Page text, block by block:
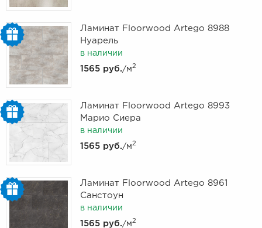
Ламинат Floorwood Artego 8988
Нуарель
в наличии
1565 руб./м2
Ламинат Floorwood Artego 8993
Марио Сиера
в наличии
1565 руб./м2
Ламинат Floorwood Artego 8961
Санстоун
в наличии
1565 руб./м2